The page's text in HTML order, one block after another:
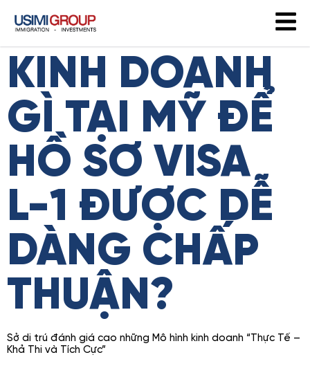
KINH DOANH
GÌ TẠI MỸ ĐỂ
HỒ SƠ VISA
L-1 ĐƯỢC DỄ
DÀNG CHẤP
THUẬN?
Sở di trú đánh giá cao những Mô hình kinh doanh “Thực Tế –
Khả Thi và Tích Cực”